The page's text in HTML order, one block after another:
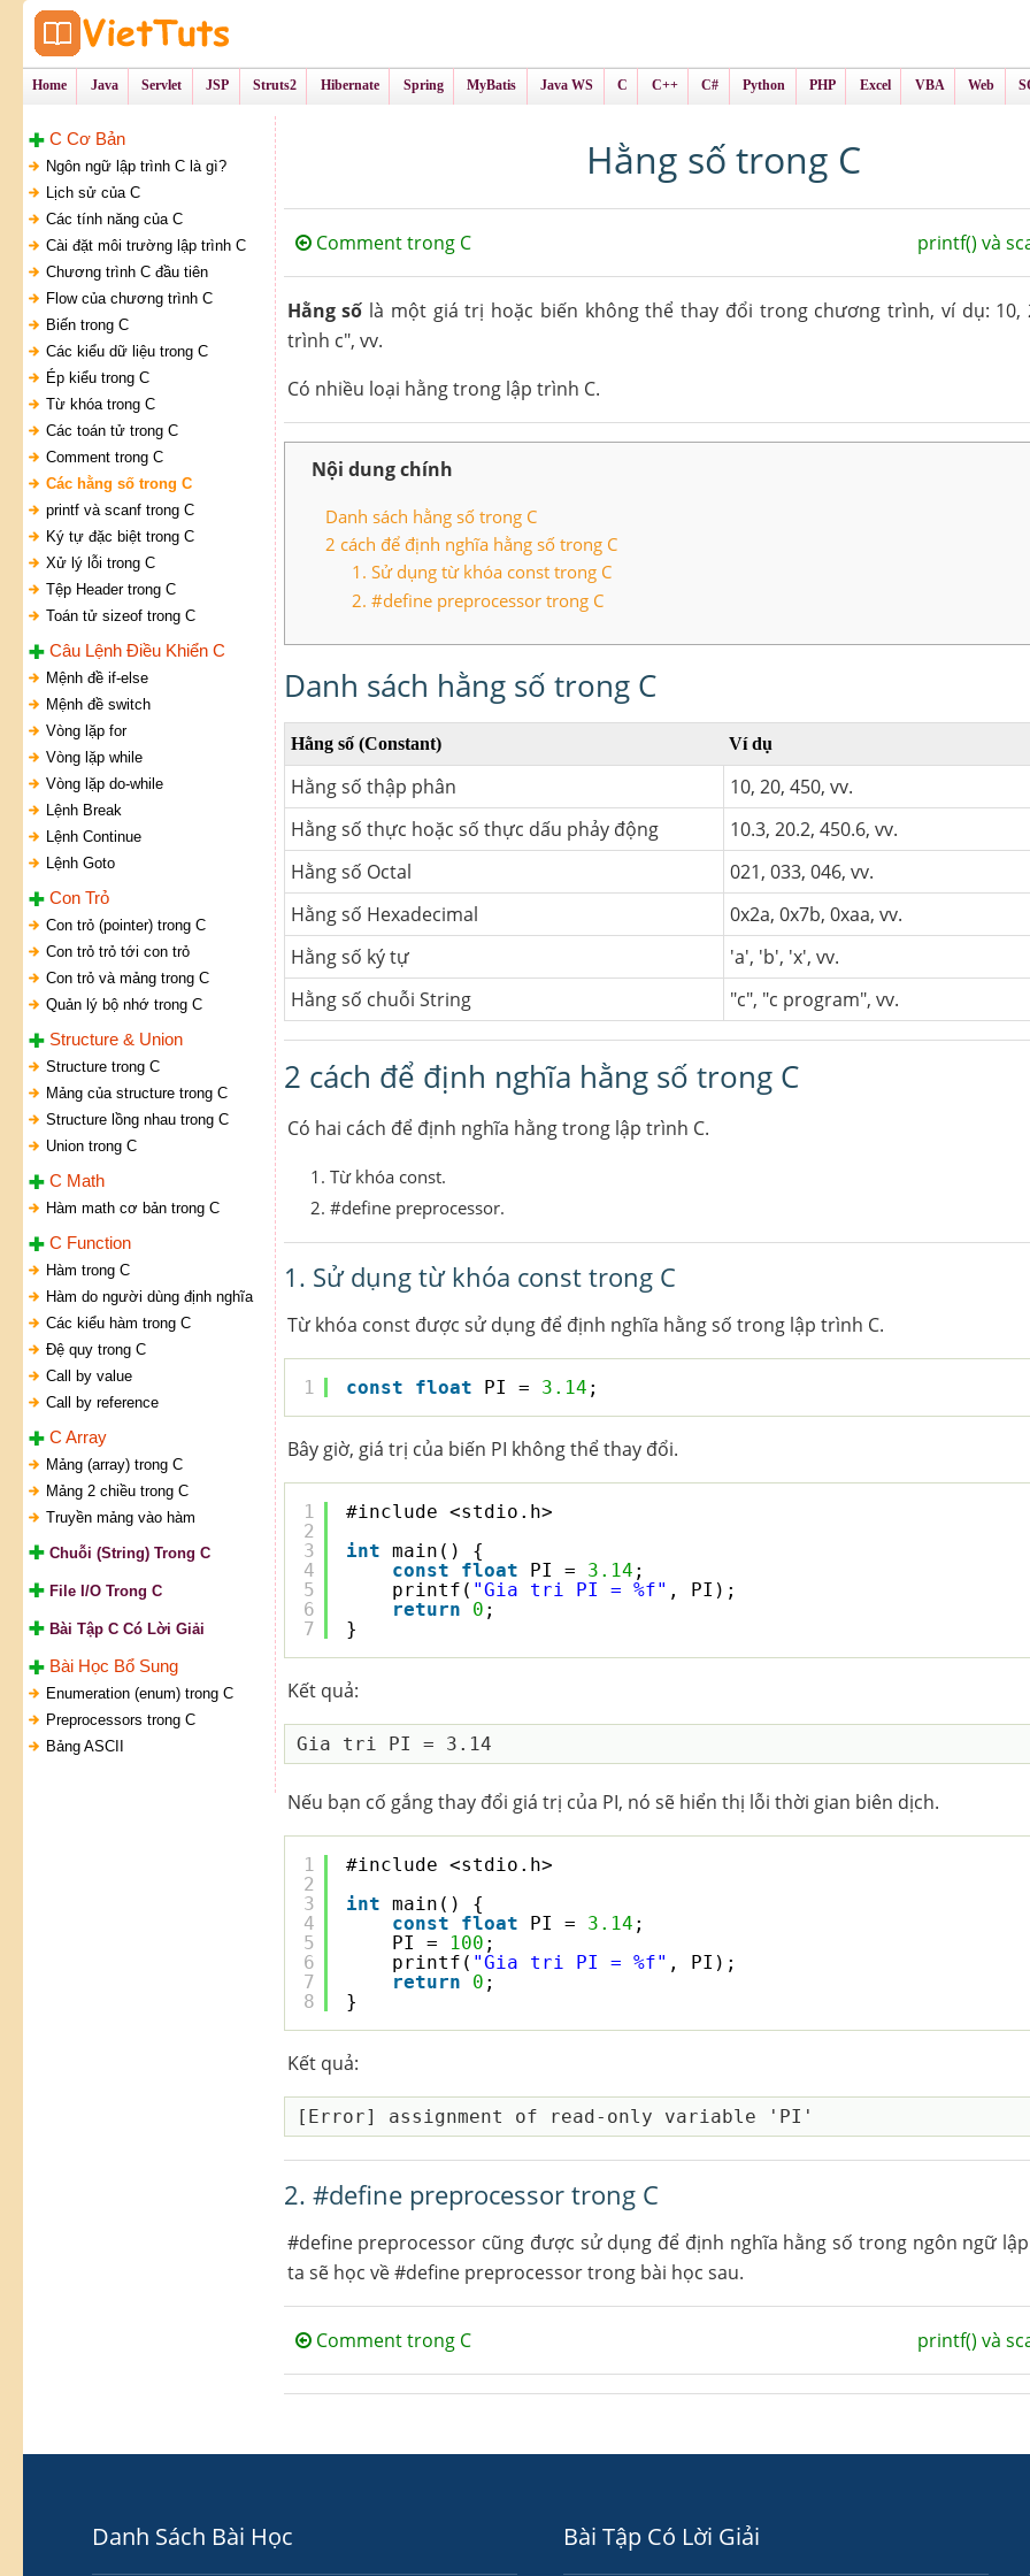
Home Java Servlet JSP Struts2 Hibernate Spring MyBatis Java WS C C++ C# Python PHP Excel VBA Web
C Cơ Bản
Ngôn ngữ lập trình C là gì?
Lịch sử của C
Các tính năng của C
Cài đặt môi trường lập trình C
Chương trình C đầu tiên
Flow của chương trình C
Biến trong C
Các kiểu dữ liệu trong C
Ép kiểu trong C
Từ khóa trong C
Các toán tử trong C
Comment trong C
Các hằng số trong C
printf và scanf trong C
Ký tự đặc biệt trong C
Xử lý lỗi trong C
Tệp Header trong C
Toán tử sizeof trong C
Câu Lệnh Điều Khiển C
Mệnh đề if-else
Mệnh đề switch
Vòng lặp for
Vòng lặp while
Vòng lặp do-while
Lệnh Break
Lệnh Continue
Lệnh Goto
Con Trỏ
Con trỏ (pointer) trong C
Con trỏ trỏ tới con trỏ
Con trỏ và mảng trong C
Quản lý bộ nhớ trong C
Structure & Union
Structure trong C
Mảng của structure trong C
Structure lồng nhau trong C
Union trong C
C Math
Hàm math cơ bản trong C
C Function
Hàm trong C
Hàm do người dùng định nghĩa
Các kiểu hàm trong C
Đệ quy trong C
Call by value
Call by reference
C Array
Mảng (array) trong C
Mảng 2 chiều trong C
Truyền mảng vào hàm
Chuỗi (String) Trong C
File I/O Trong C
Bài Tập C Có Lời Giải
Bài Học Bổ Sung
Enumeration (enum) trong C
Preprocessors trong C
Bảng ASCII
Hằng số trong C
Comment trong C printf() và
Hằng số là một giá trị hoặc biến không thể thay đổi trong chương trình, ví dụ: 10,
trình c", vv.
Có nhiều loại hằng trong lập trình C.
Nội dung chính
Danh sách hằng số trong C
2 cách để định nghĩa hằng số trong C
1. Sử dụng từ khóa const trong C
2. #define preprocessor trong C
Danh sách hằng số trong C
Hằng số (Constant) Ví dụ
Hằng số thập phân
10, 20, 450, vv.
Hằng số thực hoặc số thực dấu phảy động
10.3, 20.2, 450.6, vv.
Hằng số Octal
021, 033, 046, vv.
Hằng số Hexadecimal
0x2a, 0x7b, 0xaa, vv.
Hằng số ký tự
'a', 'b', 'x', vv.
Hằng số chuỗi String
"c", "c program", vv.
2 cách để định nghĩa hằng số trong C
Có hai cách để định nghĩa hằng trong lập trình C.
Từ khóa const.
#define preprocessor.
1. Sử dụng từ khóa const trong C
Từ khóa const được sử dụng để định nghĩa hằng số trong lập trình C.
1 const float PI = 3.14 ;
Bây giờ, giá trị của biến PI không thể thay đổi.
1
2
3
4
5
6
7
#include <stdio.h>
int main() {
const
float PI = 3.14 ;
printf( "Gia tri PI = %f" , PI);
return
0 ;
}
Kết quả:
Nếu bạn cố gắng thay đổi giá trị của PI, nó sẽ hiển thị lỗi thời gian biên dịch.
1
2
3
4
5
6
7
8
#include <stdio.h>
int main() {
const
float PI = 3.14 ;
PI =
100 ;
printf( "Gia tri PI = %f" , PI);
return
0 ;
}
Kết quả:
2. #define preprocessor trong C
#define preprocessor cũng được sử dụng để định nghĩa hằng số trong ngôn ngữ
ta sẽ học về #define preprocessor trong bài học sau.
Comment trong C printf() và
Danh Sách Bài Học Bài Tập Có Lời Giải